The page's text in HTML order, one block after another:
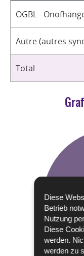
Diese
Betrieb
Nutzung
Diese
werden.
werden zu
OGBL -
Autre (autres
Total